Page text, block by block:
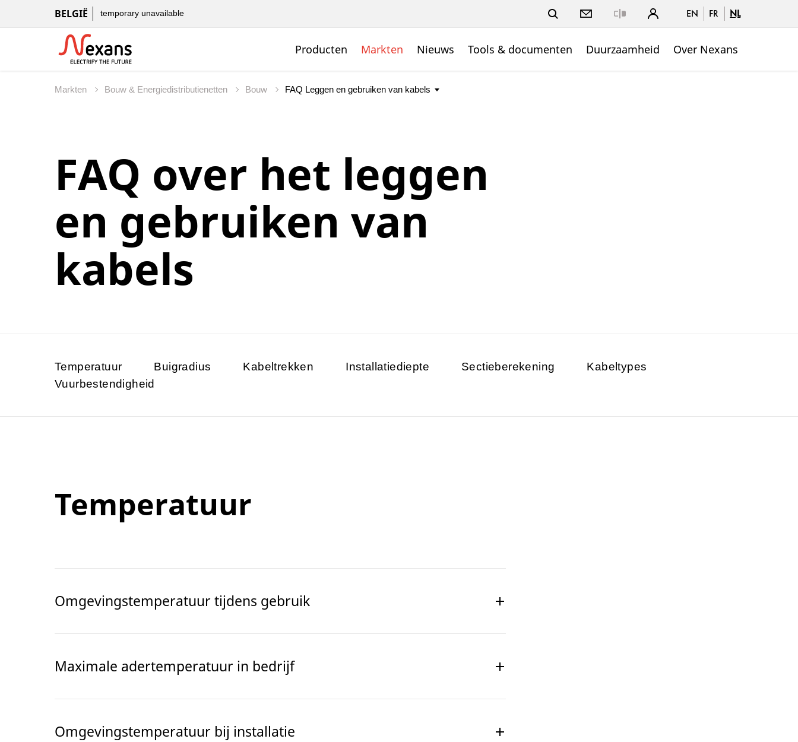
BELGIË temporary unavailable EN FR NL
Producten Markten Nieuws Tools & documenten Duurzaamheid Over Nexans
Markten Bouw & Energiedistributienetten Bouw
FAQ over het leggen
en gebruiken van
kabels
Temperatuur Buigradius Kabeltrekken Installatiediepte Sectieberekening
Kabeltypes
Vuurbestendigheid
Temperatuur
Omgevingstemperatuur tijdens gebruik
Maximale adertemperatuur in bedrijf
Omgevingstemperatuur bij installatie